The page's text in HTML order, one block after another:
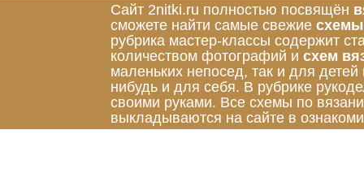
Сайт 2nitki.ru полностью посвящён
сможете найти самые свежие схемы
рубрика мастер-классы содержит
количеством фотографий и схем
маленьких непосед, так и для
нибудь и для себя. В рубрике
своими руками. Все схемы по
выкладываются на сайте в